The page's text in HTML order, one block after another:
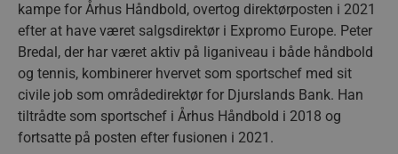
kampe for Århus Håndbold, overtog direktørposten i 2021
efter at have været salgsdirektør i Expromo Europe. Peter
Bredal, der har været aktiv på liganiveau i både håndbold
og tennis, kombinerer hvervet som sportschef med sit
civile job som områdedirektør for Djurslands Bank. Han
tiltrådte som sportschef i Århus Håndbold i 2018 og
fortsatte på posten efter fusionen i 2021.
__cf_bm
Cloudflare Inc.
.linkedin.com
Google Privacy Policy